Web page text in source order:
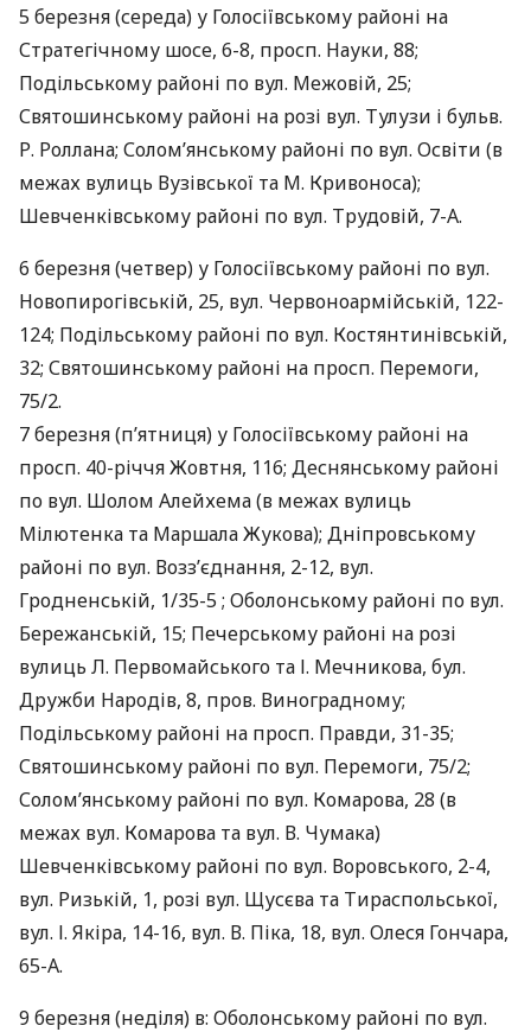
5 березня (середа) у Голосіївському районі на
Стратегічному шосе, 6-8, просп. Науки, 88;
Подільському районі по вул. Межовій, 25;
Святошинському районі на розі вул. Тулузи і бульв.
Р. Роллана; Солом’янському районі по вул. Освіти (в
межах вулиць Вузівської та М. Кривоноса);
Шевченківському районі по вул. Трудовій, 7-А.
6 березня (четвер) у Голосіївському районі по вул.
Новопирогівській, 25, вул. Червоноармійській, 122-
124; Подільському районі по вул. Костянтинівській,
32; Святошинському районі на просп. Перемоги,
75/2.
7 березня (п’ятниця) у Голосіївському районі на
просп. 40-річчя Жовтня, 116; Деснянському районі
по вул. Шолом Алейхема (в межах вулиць
Мілютенка та Маршала Жукова); Дніпровському
районі по вул. Возз’єднання, 2-12, вул.
Гродненській, 1/35-5 ; Оболонському районі по вул.
Бережанській, 15; Печерському районі на розі
вулиць Л. Первомайського та І. Мечникова, бул.
Дружби Народів, 8, пров. Виноградному;
Подільському районі на просп. Правди, 31-35;
Святошинському районі по вул. Перемоги, 75/2;
Солом’янському районі по вул. Комарова, 28 (в
межах вул. Комарова та вул. В. Чумака)
Шевченківському районі по вул. Воровського, 2-4,
вул. Ризькій, 1, розі вул. Щусєва та Тираспольської,
вул. І. Якіра, 14-16, вул. В. Піка, 18, вул. Олеся Гончара,
65-А.
9 березня (неділя) в: Оболонському районі по вул.